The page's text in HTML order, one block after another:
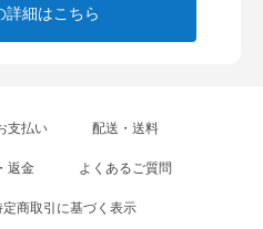
詳細はこちら
支払い 配送・送料
返金 よくあるご質問
定商取引に基づく表示